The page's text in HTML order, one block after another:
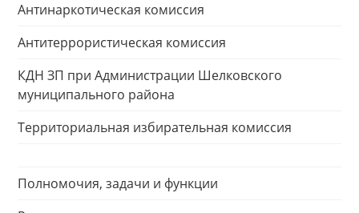
Антинаркотическая комиссия
Антитеррористическая комиссия
КДН ЗП при Администрации Шелковского
муниципального района
Территориальная избирательная комиссия
Полномочия, задачи и функции